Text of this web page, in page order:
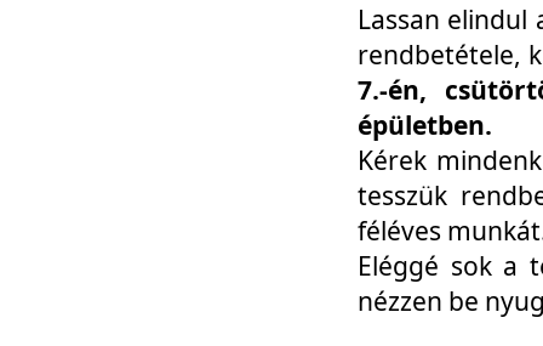
Lassan elindul
rendbetétele,
7.-én,
épületben.
Kérek
tesszük
féléves
Eléggé sok a
nézzen be